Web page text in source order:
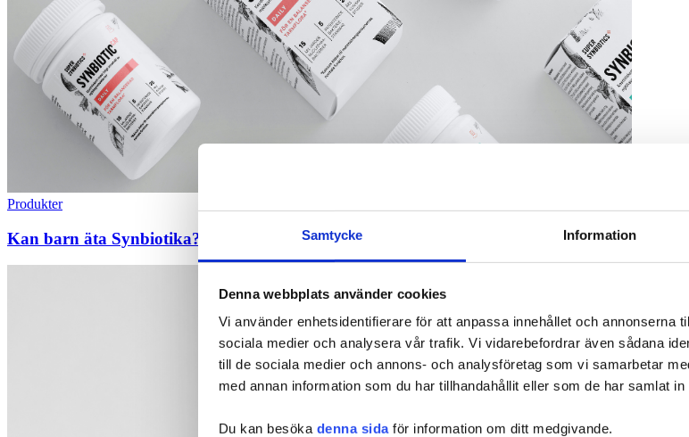
Samtycke Information
Denna webbplats använder cookies
Vi använder enhetsidentifierare för att anpassa innehållet och annonserna
sociala medier och analysera vår trafik. Vi vidarebefordrar även sådana
till de sociala medier och annons- och analysföretag som vi samarbetar
med annan information som du har tillhandahållit eller som de har samlat
Du kan besöka denna sidaför information om ditt medgivande.
Produkter
Kan barn äta Synbiotika?